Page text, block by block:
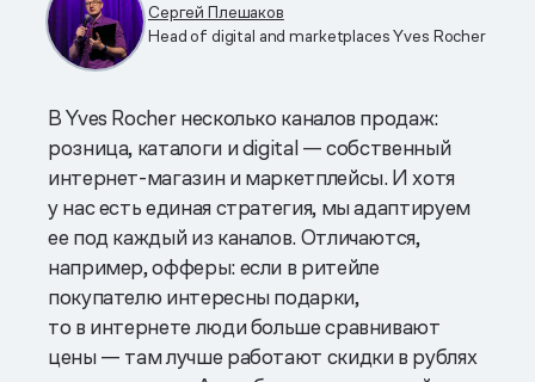
Сергей Плешаков
Head of digital and marketplaces Yves Rocher
В Yves Rocher несколько каналов продаж:
розница, каталоги и digital — собственный
интернет-магазин и маркетплейсы. И хотя
у нас есть единая стратегия, мы адаптируем
ее под каждый из каналов. Отличаются,
например, офферы: если в ритейле
покупателю интересны подарки,
то в интернете люди больше сравнивают
цены — там лучше работают скидки в рублях